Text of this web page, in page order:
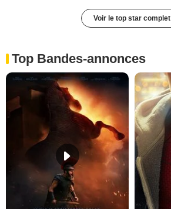
Voir le top star complet
Top Bandes-annonces